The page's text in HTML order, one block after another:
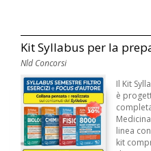
Kit Syllabus per la
Nld Concorsi
Il Kit
è
linea
kit